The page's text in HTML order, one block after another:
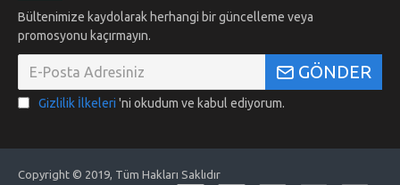
Bültenimize kaydolarak herhangi bir güncelleme veya
promosyonu kaçırmayın.
GÖNDER
Gizlilik İlkeleri 'ni okudum ve kabul ediyorum.
Copyright © 2019, Tüm Hakları Saklıdır